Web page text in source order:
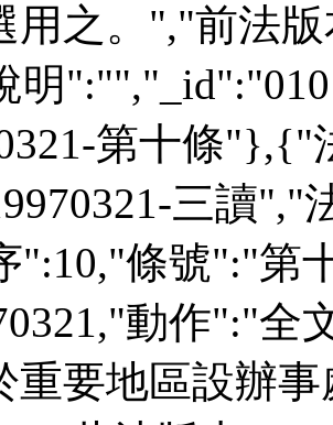
用之。","前法
明
第十條"},{"
三讀","
":10,"條號":"第
動作":"全
重要地區設辦